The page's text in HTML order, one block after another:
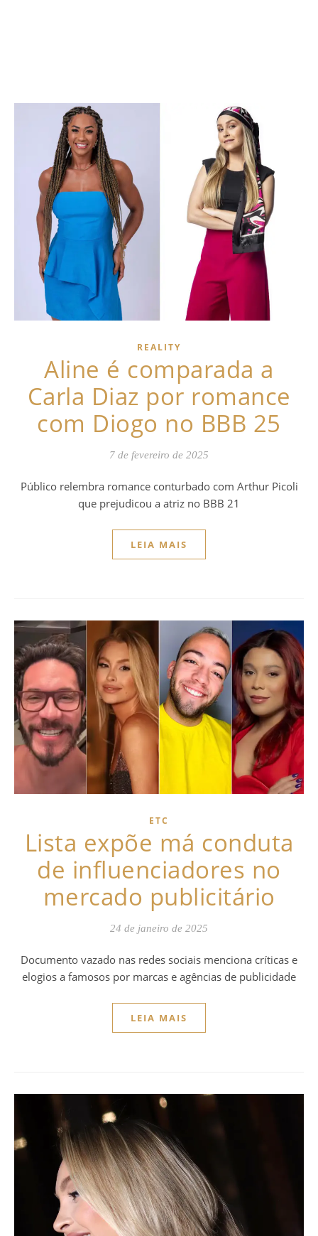
REALITY
Aline é comparada a
Carla Diaz por romance
com Diogo no BBB 25
7 de fevereiro de 2025
Público relembra romance conturbado com Arthur Picoli
que prejudicou a atriz no BBB 21
LEIA MAIS
ETC
Lista expõe má conduta
de influenciadores no
mercado publicitário
24 de janeiro de 2025
Documento vazado nas redes sociais menciona críticas e
elogios a famosos por marcas e agências de publicidade
LEIA MAIS